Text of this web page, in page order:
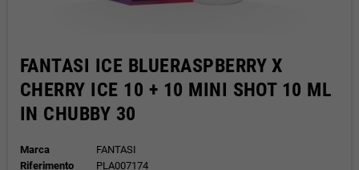
FANTASI ICE BLUERASPBERRY X
CHERRY ICE 10 + 10 MINI SHOT 10 ML
IN CHUBBY 30
Marca
FANTASI
Riferimento
PLA007174